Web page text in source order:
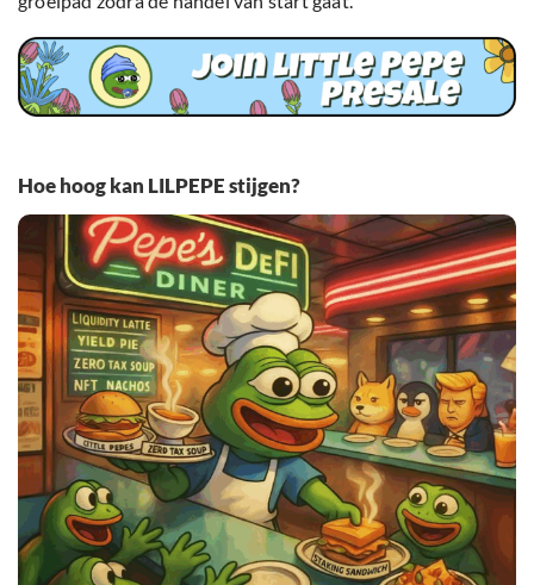
Hoe hoog kan LILPEPE stijgen?